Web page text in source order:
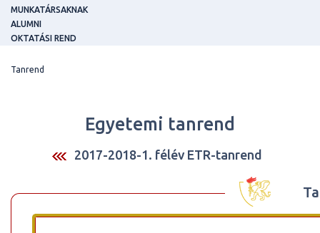
MUNKATÁRSAKNAK
ALUMNI
OKTATÁSI REND
Tanrend
Egyetemi tanrend
2017-2018-1. félév ETR-tanrend